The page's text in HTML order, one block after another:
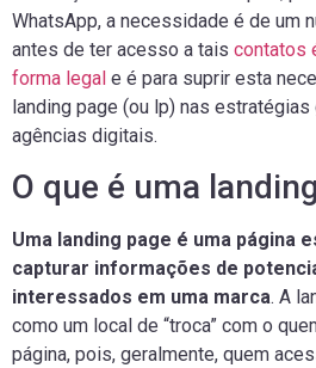
WhatsApp, a necessidade é de um
antes de ter acesso a tais contatos
forma legal e é para suprir esta
landing page (ou lp) nas
agências digitais.
O que é uma
Uma landing page é uma página
capturar informações de
interessados em uma marca. A
como um local de “troca” com o
página, pois, geralmente, quem